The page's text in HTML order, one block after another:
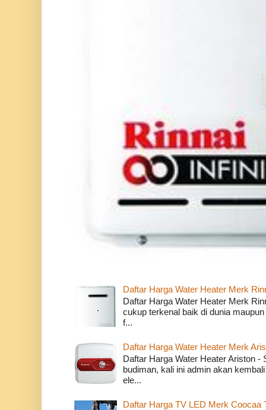
Daftar Harga Water Heater Merk
Daftar Harga Water Heater Merk
cukup terkenal baik di dunia
f...
Daftar Harga Water Heater Merk
Daftar Harga Water Heater Ariston -
budiman, kali ini admin akan
ele...
Daftar Harga TV LED Merk Coocaa